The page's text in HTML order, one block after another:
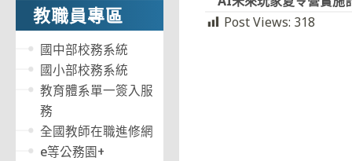
Post Views: 318
教職員專區
國中部校務系統
國小部校務系統
教育體系單一簽入服
務
全國教師在職進修網
e等公務園+